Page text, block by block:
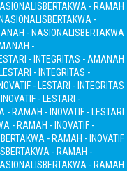
BERTAKWA - RAMAH
BERTAKWA -
- NASIONALISBERTAKWA
-
- INTEGRITAS - AMANAH
- INTEGRITAS -
- LESTARI - INTEGRITAS
- LESTARI -
- RAMAH - INOVATIF - LESTARI
- RAMAH - INOVATIF -
BERTAKWA - RAMAH - INOVATIF
BERTAKWA - RAMAH -
BERTAKWA - RAMAH